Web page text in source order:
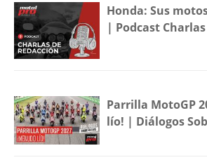
Honda: Sus
| Podcast
Parrilla MotoGP
lío! | Diálogos